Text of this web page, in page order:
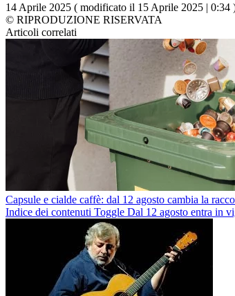
14 Aprile 2025 ( modificato il 15 Aprile 2025 | 0:34
© RIPRODUZIONE RISERVATA
Articoli correlati
Capsule e cialde caffè: dal 12 agosto cambia la
Indice dei contenuti Toggle Dal 12 agosto entra in